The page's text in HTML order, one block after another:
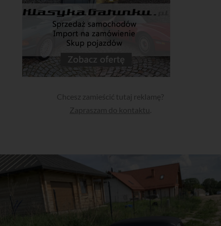
Chcesz zamieścić tutaj reklamę?
Zapraszam do kontaktu